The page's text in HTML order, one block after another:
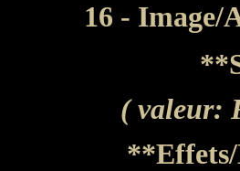
16 - Image/
( valeur:
**Effets/